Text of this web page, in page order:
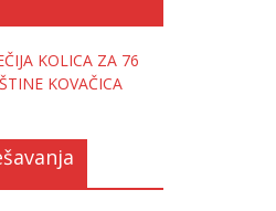
KOLICA ZA 76
KOVAČICA